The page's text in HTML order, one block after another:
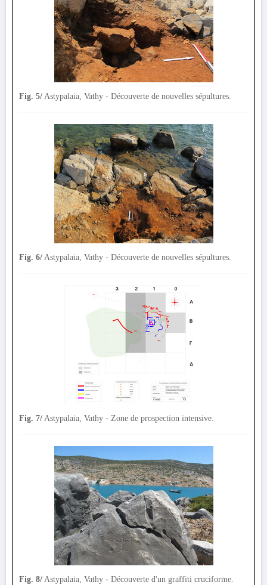
Fig. 5/ Astypalaia, Vathy - Découverte de nouvelles sépultures.
Fig. 6/ Astypalaia, Vathy - Découverte de nouvelles sépultures.
Fig. 7/ Astypalaia, Vathy - Zone de prospection intensive.
Fig. 8/ Astypalaia, Vathy - Découverte d'un graffiti cruciforme.